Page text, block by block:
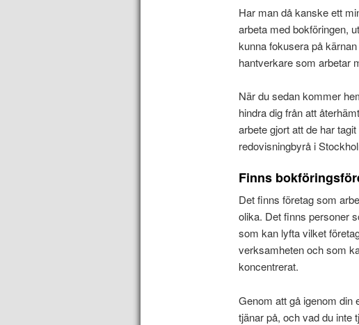
Har man då kanske ett
arbeta med bokföringen,
kunna fokusera på
hantverkare som arbetar
När du sedan kommer
hindra dig från att
arbete gjort att de har
redovisningbyrå i
Finns
Det finns företag som
olika. Det finns personer
som kan lyfta vilket
verksamheten och som
koncentrerat.
Genom att gå igenom din
tjänar på, och vad du inte